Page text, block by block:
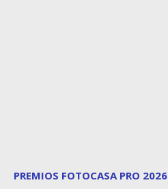
PREMIOS FOTOCASA PRO 2026